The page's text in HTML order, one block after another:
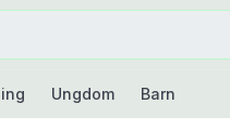
Ungdom Barn